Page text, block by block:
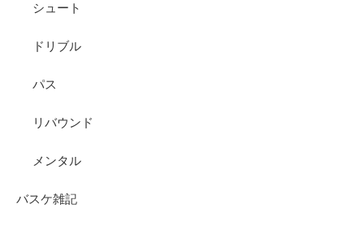
シュート
ドリブル
パス
リバウンド
メンタル
バスケ雑記